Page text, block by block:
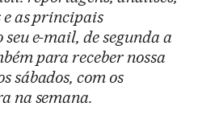
as principais
e-mail, de segunda a
para receber nossa
sábados, com os
na semana.